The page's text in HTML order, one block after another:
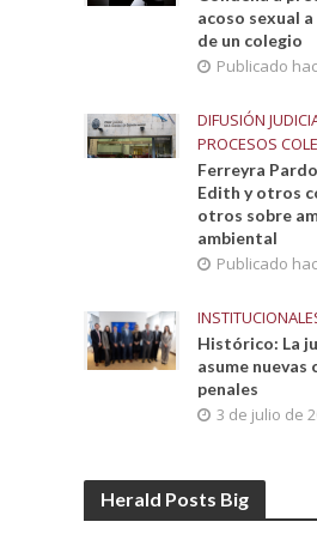
acoso sexual
de un colegio
Publicado
DIFUSIÓN
PROCESOS
Ferreyra
Edith y otros
otros sobre
ambiental
Publicado
Histórico: La
asume nuevas
penales
3 de julio de
Herald Posts Big